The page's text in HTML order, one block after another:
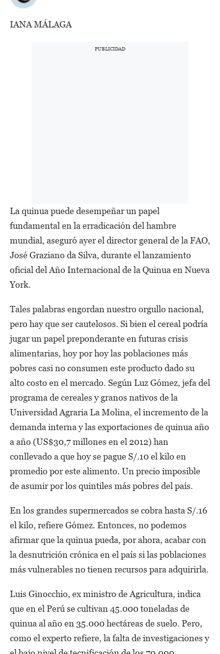
IANA MÁLAGA
La quinua puede desempeñar un papel
fundamental en la erradicación del hambre
mundial, aseguró ayer el director general de la FAO,
José Graziano da Silva, durante el lanzamiento
oficial del Año Internacional de la Quinua en Nueva
York.
Tales palabras engordan nuestro orgullo nacional,
pero hay que ser cautelosos. Si bien el cereal podría
jugar un papel preponderante en futuras crisis
alimentarias, hoy por hoy las poblaciones más
pobres casi no consumen este producto dado su
alto costo en el mercado. Según Luz Gómez, jefa del
programa de cereales y granos nativos de la
Universidad Agraria La Molina, el incremento de la
demanda interna y las exportaciones de quinua año
a año (US$30,7 millones en el 2012) han
conllevado a que hoy se pague S/.10 el kilo en
promedio por este alimento. Un precio imposible
de asumir por los quintiles más pobres del país.
En los grandes supermercados se cobra hasta S/.16
el kilo, refiere Gómez. Entonces, no podemos
afirmar que la quinua pueda, por ahora, acabar con
la desnutrición crónica en el país si las poblaciones
más vulnerables no tienen recursos para adquirirla.
Luis Ginocchio, ex ministro de Agricultura, indica
que en el Perú se cultivan 45.000 toneladas de
quinua al año en 35.000 hectáreas de suelo. Pero,
como el experto refiere, la falta de investigaciones y